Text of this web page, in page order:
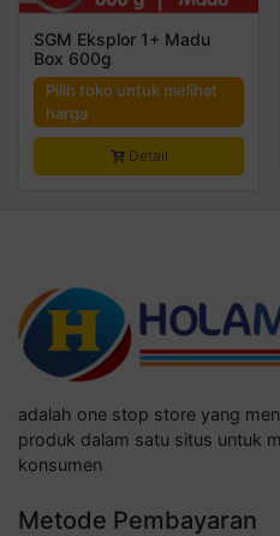
SGM Eksplor 1+ Madu
Box 600g
Pilih toko untuk melihat
harga
Detail
adalah one stop store yang
produk dalam satu situs untuk
konsumen
Metode Pembayaran